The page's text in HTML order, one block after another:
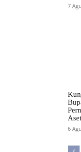
7
6